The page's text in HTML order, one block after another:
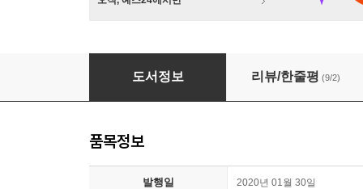
엄마, 나는 페미니스트가 되고 싶어
도서정보 리뷰/한줄평 (9/2)
품목정보
발행일 2020년 01월 30일